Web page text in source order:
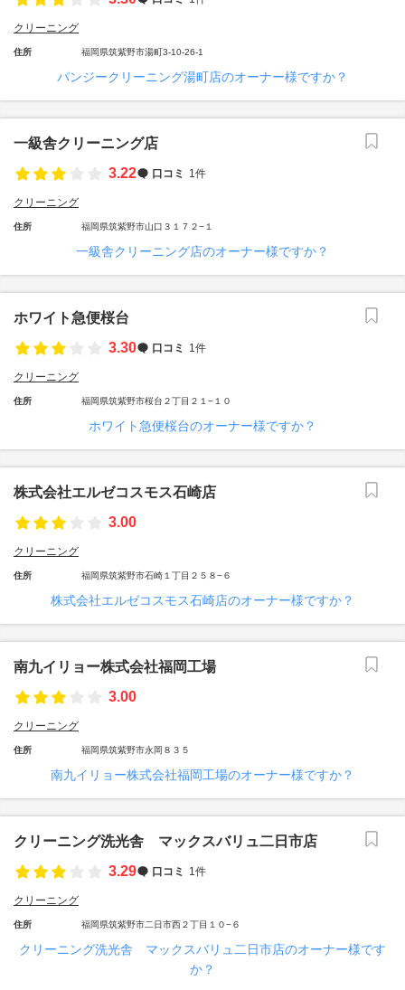
クリーニング
住所 福岡県筑紫野市湯町3-10-26-1
パンジークリーニング湯町店のオーナー様ですか？
一級舎クリーニング店
3.22
口コミ 1件
クリーニング
住所 福岡県筑紫野市山口３１７２−１
一級舎クリーニング店のオーナー様ですか？
ホワイト急便桜台
3.30
口コミ 1件
クリーニング
住所 福岡県筑紫野市桜台２丁目２１−１０
ホワイト急便桜台のオーナー様ですか？
株式会社エルゼコスモス石崎店
3.00
クリーニング
住所 福岡県筑紫野市石崎１丁目２５８−６
株式会社エルゼコスモス石崎店のオーナー様ですか？
南九イリョー株式会社福岡工場
3.00
クリーニング
住所 福岡県筑紫野市永岡８３５
南九イリョー株式会社福岡工場のオーナー様ですか？
クリーニング洗光舎 マックスバリュ二日市店
3.29
口コミ 1件
クリーニング
住所 福岡県筑紫野市二日市西２丁目１０−６
クリーニング洗光舎 マックスバリュ二日市店のオーナー様です
か？